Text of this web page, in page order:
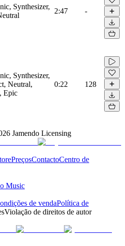
Synthesizer,
2:47 -
Synthesizer,
Neutral,
Epic
0:22 128
Jamendo Licensing
PreçosContactoCentro de
Music
de vendaPolítica de
Violação de direitos de autor